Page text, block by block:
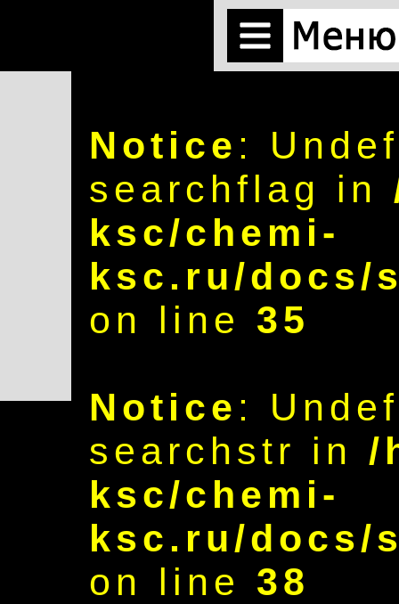
Notice :
searchflag in
ksc/chemi-
ksc.ru/docs/
on line 35
Notice :
searchstr in /
ksc/chemi-
ksc.ru/docs/
on line 38